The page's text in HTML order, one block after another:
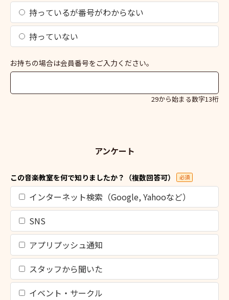
持っているが番号がわからない
持っていない
お持ちの場合は会員番号をご入力ください。
29から始まる数字13桁
アンケート
この音楽教室を何で知りましたか？（複数回答可） 必須
インターネット検索（Google, Yahooなど）
SNS
アプリプッシュ通知
スタッフから聞いた
イベント・サークル